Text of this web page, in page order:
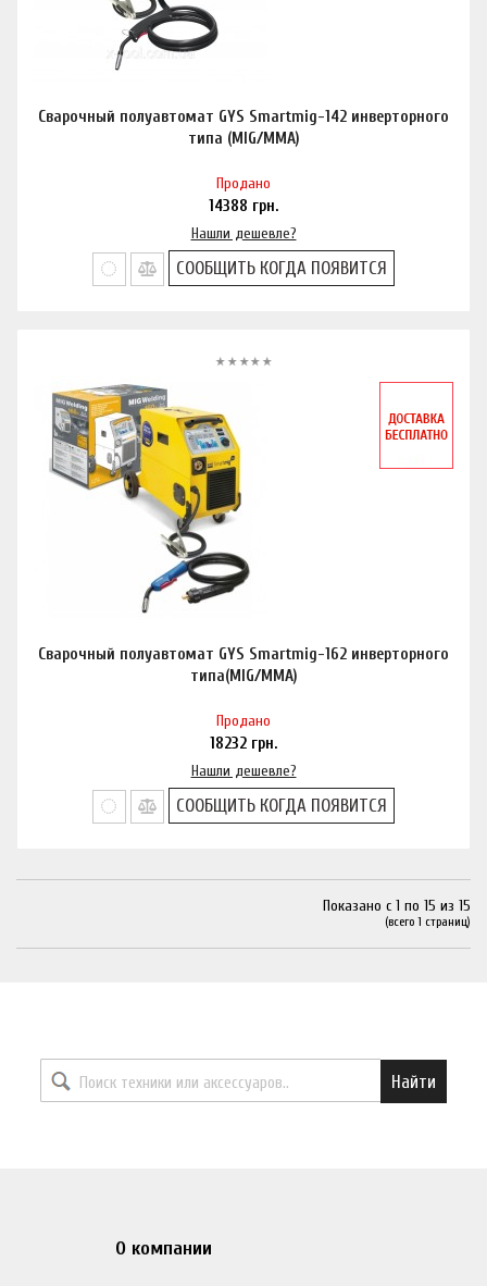
Сварочный полуавтомат GYS Smartmig-142 инверторного
типа (MIG/MMA)
Продано
14388 грн.
Нашли дешевле?
СООБЩИТЬ КОГДА ПОЯВИТСЯ
Сварочный полуавтомат GYS Smartmig-162 инверторного
типа(MIG/MMA)
Продано
18232 грн.
Нашли дешевле?
СООБЩИТЬ КОГДА ПОЯВИТСЯ
Показано с 1 по 15 из 15
(всего 1 страниц)
Найти
О компании